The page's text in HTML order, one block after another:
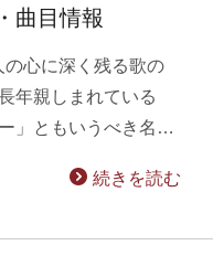
曲目情報
心に深く残る歌の
年親しまれている
」ともいうべき名…
続きを読む